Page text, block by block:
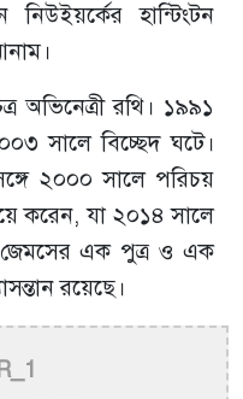
হান্টিংটন
অভিনেত্রী রথি। ১৯৯১
সালে বিচ্ছেদ ঘটে।
সঙ্গে ২০০০ সালে পরিচয়
করেন, যা ২০১৪ সালে
জেমসের এক পুত্র ও এক
রয়েছে।